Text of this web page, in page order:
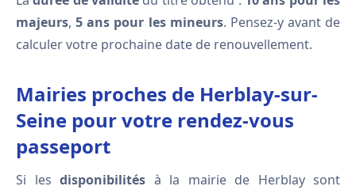
majeurs,5 ans pour les mineurs. Pensez-y avant de
calculer votre prochaine date de renouvellement.
Mairies proches de Herblay-sur-
Seine pour votre rendez-vous
passeport
Si les disponibilités à la mairie de Herblay sont